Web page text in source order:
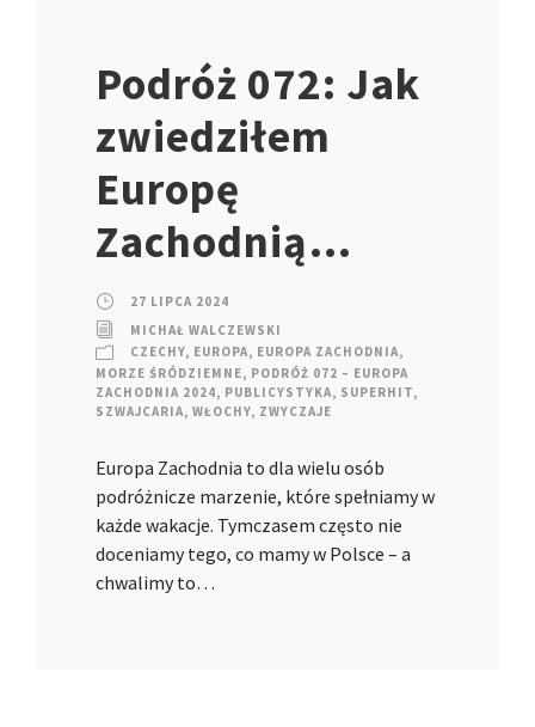
Podróż 072: Jak
zwiedziłem
Europę
Zachodnią…
27 LIPCA 2024
MICHAŁ WALCZEWSKI
CZECHY, EUROPA, EUROPA ZACHODNIA,
MORZE ŚRÓDZIEMNE, PODRÓŻ 072 – EUROPA
ZACHODNIA 2024, PUBLICYSTYKA, SUPERHIT,
SZWAJCARIA, WŁOCHY, ZWYCZAJE
Europa Zachodnia to dla wielu osób
podróżnicze marzenie, które spełniamy w
każde wakacje. Tymczasem często nie
doceniamy tego, co mamy w Polsce – a
chwalimy to…